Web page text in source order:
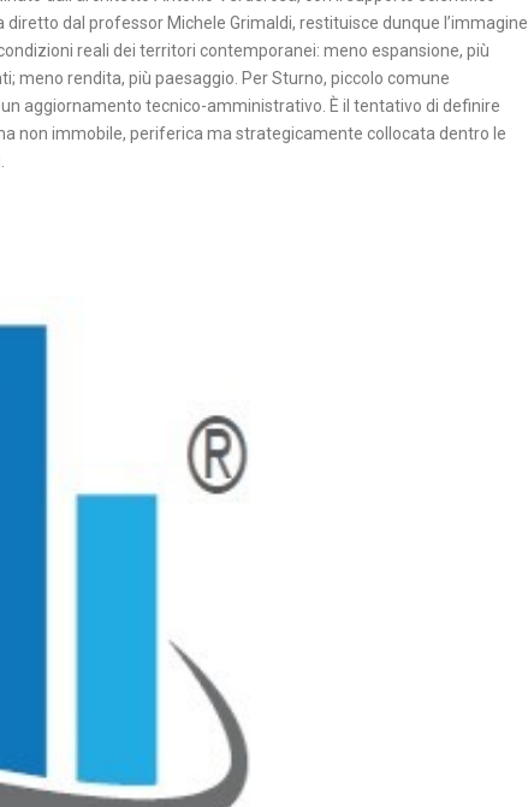
dal professor Michele Grimaldi, restituisce dunque l’immagine
reali dei territori contemporanei: meno espansione, più
meno rendita, più paesaggio. Per Sturno, piccolo comune
aggiornamento tecnico-amministrativo. È il tentativo di definire
non immobile, periferica ma strategicamente collocata dentro le